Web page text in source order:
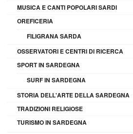
MUSICA E CANTI POPOLARI SARDI
OREFICERIA
FILIGRANA SARDA
OSSERVATORI E CENTRI DI RICERCA
SPORT IN SARDEGNA
SURF IN SARDEGNA
STORIA DELL'ARTE DELLA SARDEGNA
TRADIZIONI RELIGIOSE
TURISMO IN SARDEGNA